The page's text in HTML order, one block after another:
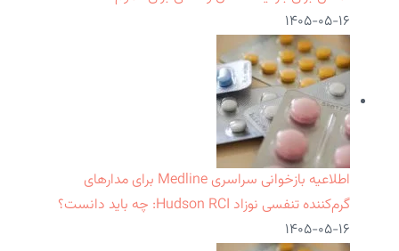
۱۴۰۵-۰۵-۱۶
اطلاعیه بازخوانی سراسری Medline برای مدارهای
گرم‌کننده تنفسی نوزاد Hudson RCI: چه باید دانست؟
۱۴۰۵-۰۵-۱۶